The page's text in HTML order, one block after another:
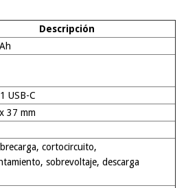
Descripción
USB-C
37 mm
cortocircuito,
sobrevoltaje, descarga